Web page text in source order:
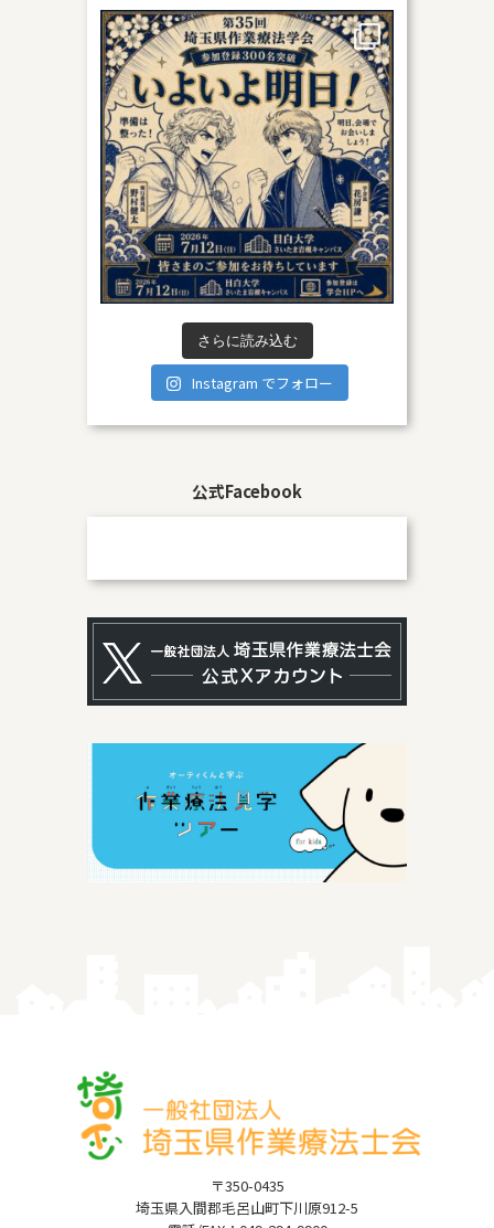
さらに読み込む
Instagram でフォロー
公式Facebook
〒350-0435
埼玉県入間郡毛呂山町下川原912-5